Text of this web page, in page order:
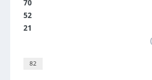
70
52
21
82